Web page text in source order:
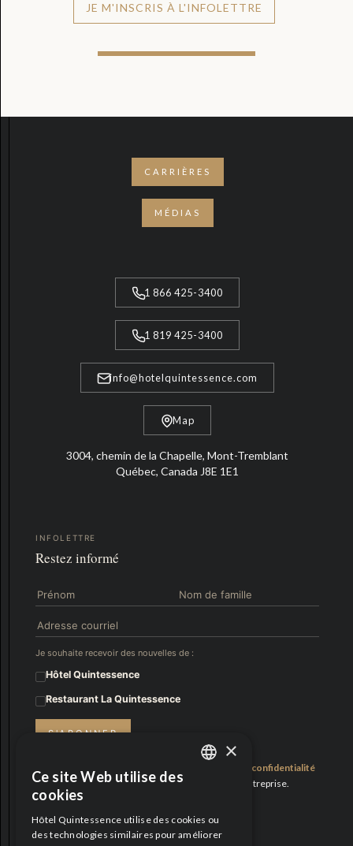
JE M'INSCRIS À L'INFOLETTRE
CARRIÈRES
MÉDIAS
1 866 425-3400
1 819 425-3400
info@hotelquintessence.com
Map
3004, chemin de la Chapelle, Mont-Tremblant
Québec, Canada J8E 1E1
INFOLETTRE
Restez informé
Je souhaite recevoir des nouvelles de :
Hôtel Quintessence
Restaurant La Quintessence
S'ABONNER
politique de confidentialité
et consentez à recevoir des mises à jour de notre entreprise.
Fiers partenaires
×
Ce site Web utilise des
cookies
Hôtel Quintessence utilise des cookies ou
des technologies similaires pour améliorer